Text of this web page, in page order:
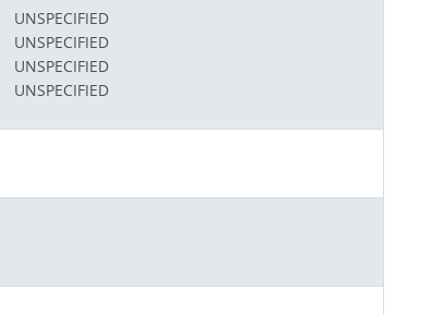
UNSPECIFIED
UNSPECIFIED
UNSPECIFIED
UNSPECIFIED